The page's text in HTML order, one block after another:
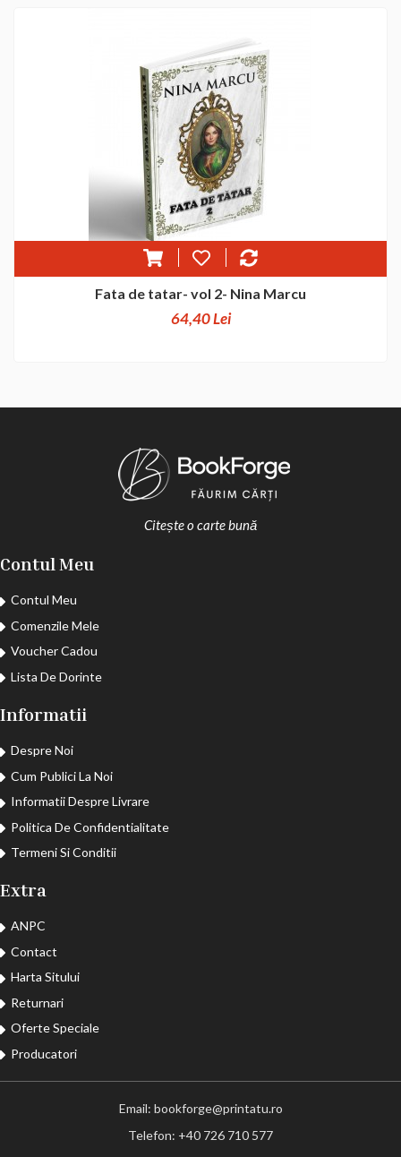
Fata de tatar- vol 2- Nina Marcu
64,40 Lei
Citește o carte bună
Contul Meu
Contul Meu
Comenzile Mele
Voucher Cadou
Lista De Dorinte
Informatii
Despre Noi
Cum Publici La Noi
Informatii Despre Livrare
Politica De Confidentialitate
Termeni Si Conditii
Extra
ANPC
Contact
Harta Sitului
Returnari
Oferte Speciale
Producatori
Email: bookforge@printatu.ro
Telefon: +40 726 710 577